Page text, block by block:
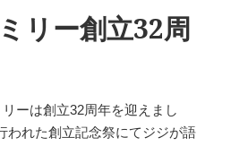
リー創立32周
ーは創立32周年を迎えまし
われた創立記念祭にてジジが語